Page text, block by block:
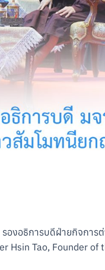
องอธิการบดีฝ่ายกิจการ
Hsin Tao, Founder of